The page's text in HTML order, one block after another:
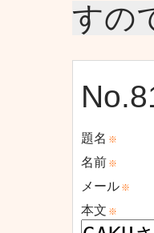
すの
題名 ※
名前 ※
メール ※
本文 ※